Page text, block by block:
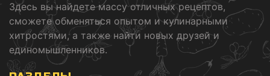
Здесь вы найдете массу отличных рецептов,
сможете обменяться опытом и кулинарными
хитростями, а также найти новых друзей и
единомышленников.